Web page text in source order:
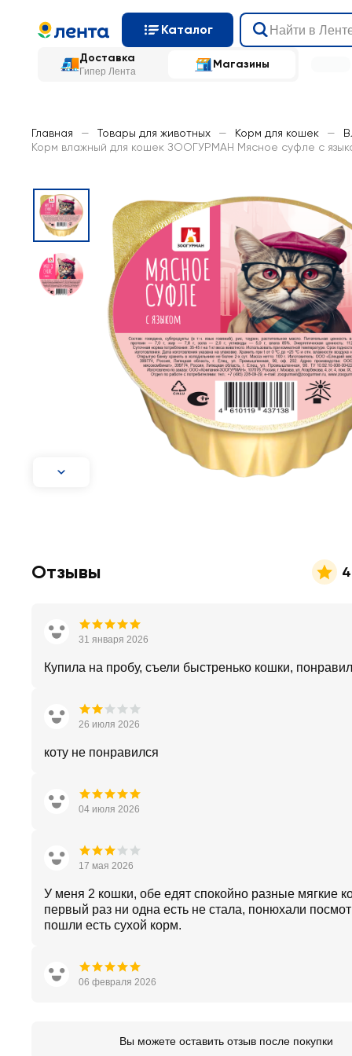
Каталог
Доставка
Гипер Лента
Магазины
Главная — Товары для животных — Корм для кошек —
Корм влажный для кошек ЗООГУРМАН Мясное суфле с
Отзывы
31 января 2026
Купила на пробу, съели быстренько кошки,
26 июля 2026
коту не понравился
04 июля 2026
17 мая 2026
У меня 2 кошки, обе едят спокойно разные мягкие
первый раз ни одна есть не стала, понюхали
пошли есть сухой корм.
06 февраля 2026
Вы можете оставить отзыв после покупки